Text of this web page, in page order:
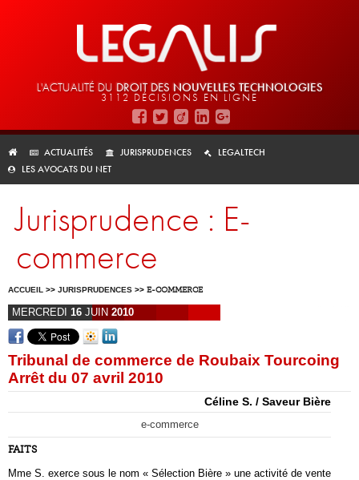
L'ACTUALITÉ DU DROIT DES NOUVELLES TECHNOLOGIES
3112 DÉCISIONS EN LIGNE
ACTUALITÉS JURISPRUDENCES
LEGALTECH
LES AVOCATS DU NET
Jurisprudence : E-
commerce
ACCUEIL >> JURISPRUDENCES >> E-COMMERCE
MERCREDI 16 JUIN 2010
Tribunal de commerce de Roubaix Tourcoing
Arrêt du 07 avril 2010
Céline S. / Saveur Bière
e-commerce
FAITS
Mme S. exerce sous le nom « Sélection Bière » une activité de vente